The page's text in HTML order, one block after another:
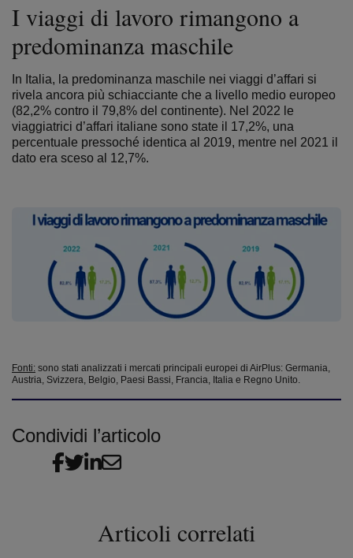
I viaggi di lavoro rimangono a
predominanza maschile
In Italia, la predominanza maschile nei viaggi d’affari si
rivela ancora più schiacciante che a livello medio europeo
(82,2% contro il 79,8% del continente). Nel 2022 le
viaggiatrici d’affari italiane sono state il 17,2%, una
percentuale pressoché identica al 2019, mentre nel 2021 il
dato era sceso al 12,7%.
Fonti: sono stati analizzati i mercati principali europei di AirPlus: Germania,
Austria, Svizzera, Belgio, Paesi Bassi, Francia, Italia e Regno Unito.
Condividi l’articolo
Articoli correlati